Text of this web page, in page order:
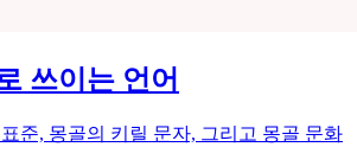
쓰이는 언어
준, 몽골의 키릴 문자, 그리고 몽골 문화